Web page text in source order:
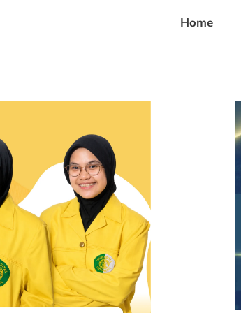
Home